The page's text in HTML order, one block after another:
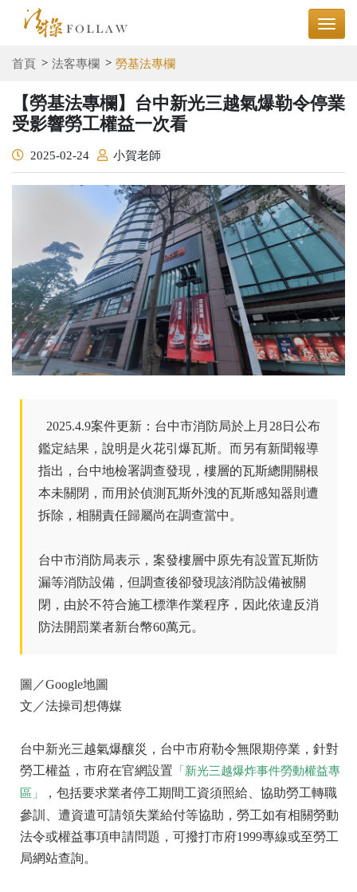
首頁 法客專欄 勞基法專欄
【勞基法專欄】台中新光三越氣爆勒令停業
受影響勞工權益一次看
2025-02-24 小賀老師
2025.4.9案件更新： 台中市消防局於上月28日公布
鑑定結果，說明是火花引爆瓦斯。而另有新聞報導
指出，台中地檢署調查發現，樓層的瓦斯總開關根
本未關閉，而用於偵測瓦斯外洩的瓦斯感知器則遭
拆除，相關責任歸屬尚在調查當中。
台中市消防局表示，案發樓層中原先有設置瓦斯防
漏等消防設備，但調查後卻發現該消防設備被關
閉，由於不符合施工標準作業程序，因此依違反消
防法開罰業者新台幣60萬元。
圖／Google地圖
文／法操司想傳媒
台中新光三越氣爆釀災，台中市府勒令無限期停業，針對
勞工權益，市府在官網設置 「新光三越爆炸事件勞動權益專
區」
，包括要求業者停工期間工資須照給、協助勞工轉職
參訓、遭資遣可請領失業給付等協助，勞工如有相關勞動
法令或權益事項申請問題，可撥打市府1999專線或至勞工
局網站查詢。